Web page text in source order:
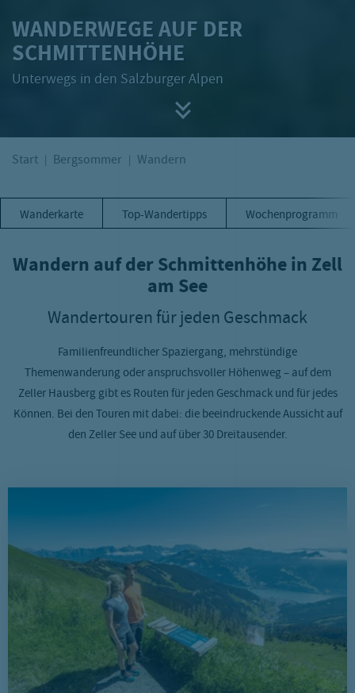
WANDERWEGE AUF DER
SCHMITTENHÖHE
Unterwegs in den Salzburger Alpen
Start Bergsommer Wandern
Wanderkarte Top-Wandertipps Wochenprogramm
Wandern auf der Schmittenhöhe in Zell
am See
Wandertouren für jeden Geschmack
Familienfreundlicher Spaziergang, mehrstündige
Themenwanderung oder anspruchsvoller Höhenweg – auf dem
Zeller Hausberg gibt es Routen für jeden Geschmack und für jedes
Können. Bei den Touren mit dabei: die beeindruckende Aussicht auf
den Zeller See und auf über 30 Dreitausender.